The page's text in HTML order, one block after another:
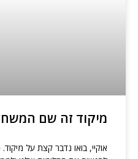
מיקוד זה שם
אוקיי, בואו נדבר קצת על מיקוד.